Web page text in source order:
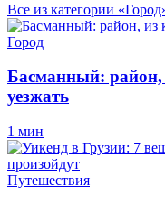
Все из категории
Город
Басманный: район,
уезжать
1 мин
Путешествия